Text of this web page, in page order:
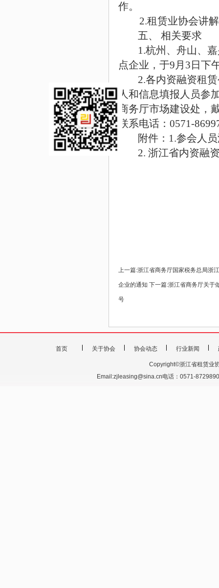
作。
2.租赁业协会讲
五、 相关要求
1.杭州、舟山、
点企业，于9月3日下
2.各内资融资租
人和信息填报人员参
商务厅市场建设处，
联系电话：0571-
附件： 1.参会人
2. 浙江省内资融
上一篇:浙江省商务厅国家税务总局浙
企业的通知 下一篇:浙江省商务厅关于
号
首页 关于协会 协会动态 行业新闻
Copyright©浙江省租赁业
Email:zjleasing@sina.cn电话：0571-